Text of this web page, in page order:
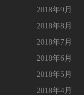
2018年9月
2018年8月
2018年7月
2018年6月
2018年5月
2018年4月